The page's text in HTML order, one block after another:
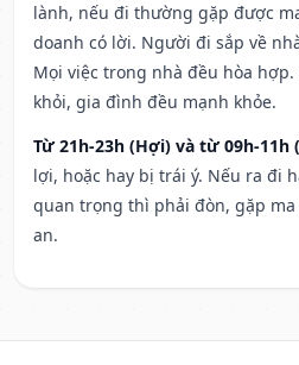
lành, nếu đi thường gặp được
doanh có lời. Người đi sắp về
Mọi việc trong nhà đều hòa
khỏi, gia đình đều mạnh khỏe.
Từ 21h-23h (Hợi) và từ 09h-11h
lợi, hoặc hay bị trái ý. Nếu ra đi
quan trọng thì phải đòn, gặp
an.